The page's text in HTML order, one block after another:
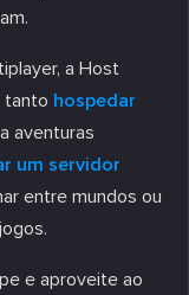
a Host
tanto hospedar
aventuras
um servidor
entre mundos ou
e aproveite ao